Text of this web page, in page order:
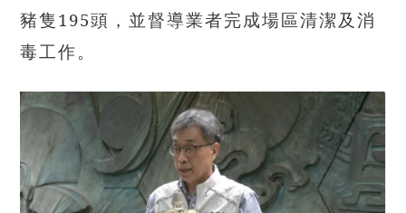
豬隻195頭，並督導業者完成場區清潔及消
毒工作。